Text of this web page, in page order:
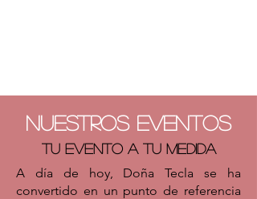
Nuestros Eventos
TU evento a TU medida
A día de hoy, Doña Tecla se ha
convertido en un punto de referencia